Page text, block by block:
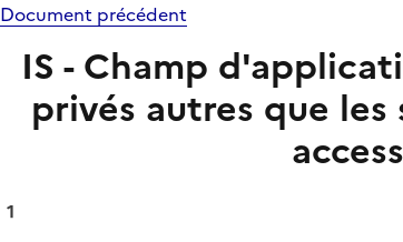
Document précédent
IS - Champ
privés autres que
1